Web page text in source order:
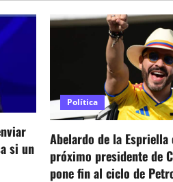
si un
Política
Abelardo de la Espriella
próximo presidente de
pone fin al ciclo de